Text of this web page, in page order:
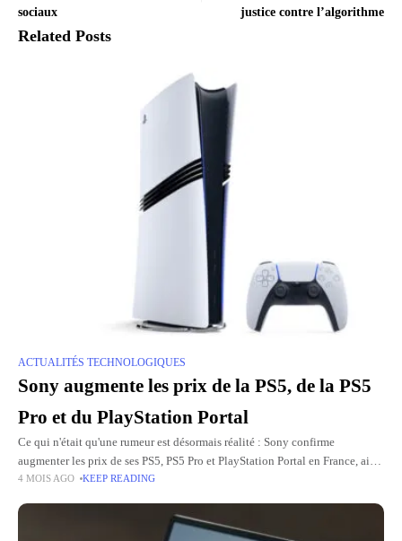
sociaux
justice contre l’algorithme
Related Posts
ACTUALITÉS TECHNOLOGIQUES
Sony augmente les prix de la PS5, de la PS5
Pro et du PlayStation Portal
Ce qui n'était qu'une rumeur est désormais réalité : Sony confirme
augmenter les prix de ses PS5, PS5 Pro et PlayStation Portal en France, ainsi
que dans le reste du
4 MOIS AGO KEEP READING